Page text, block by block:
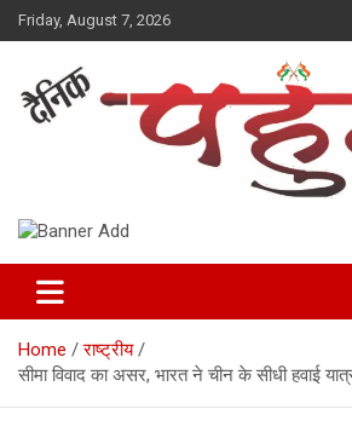
Skip
to
Friday, August 7, 2026
Dainik Pahuna
Home
राष्ट्रीय
सीमा विवाद का असर, भारत ने चीन के सीधी हवाई